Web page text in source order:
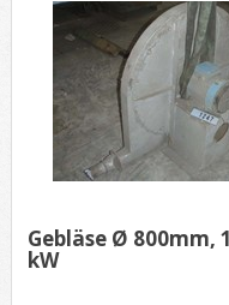
Gebläse Ø 800mm,
kW